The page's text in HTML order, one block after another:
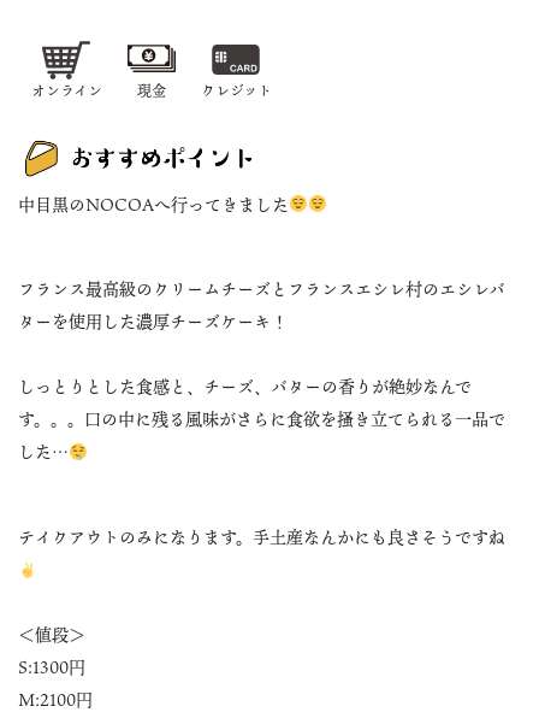
オンライン 現金 クレジット
中目黒のNOCOAへ行ってきました
フランス最高級のクリームチーズとフランスエシレ村のエシレバ
ターを使用した濃厚チーズケーキ！
しっとりとした食感と、チーズ、バターの香りが絶妙なんで
す。。。口の中に残る風味がさらに食欲を掻き立てられる一品で
した…
テイクアウトのみになります。手土産なんかにも良さそうですね
＜値段＞
S:1300円
M:2100円